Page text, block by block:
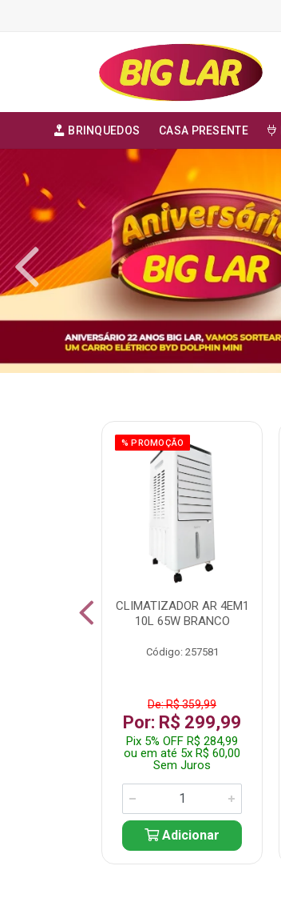
BRINQUEDOS CASA PRESENTE
% PROMOÇÃO
CLIMATIZADOR AR 4EM1
10L 65W BRANCO
Código: 257581
De: R$ 359,99
Por: R$ 299,99
Pix 5% OFF R$ 284,99
ou em até 5x R$ 60,00
Sem Juros
Adicionar